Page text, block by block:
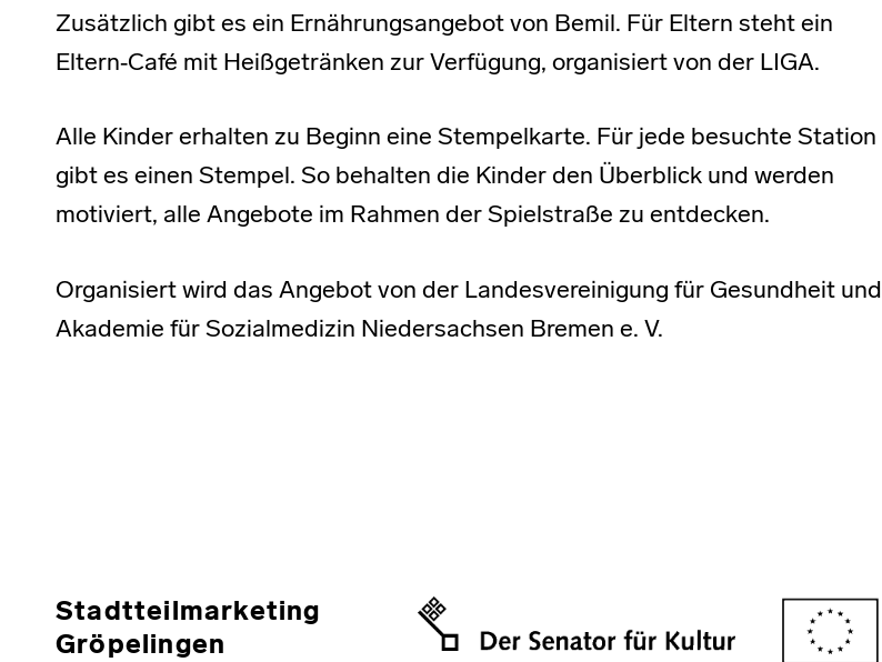
Zusätzlich gibt es ein Ernährungsangebot von Bemil. Für Eltern steht ein
Eltern‑Café mit Heißgetränken zur Verfügung, organisiert von der LIGA.
Alle Kinder erhalten zu Beginn eine Stempelkarte. Für jede besuchte Station
gibt es einen Stempel. So behalten die Kinder den Überblick und werden
motiviert, alle Angebote im Rahmen der Spielstraße zu entdecken.
Organisiert wird das Angebot von der Landesvereinigung für Gesundheit und
Akademie für Sozialmedizin Niedersachsen Bremen e. V.
Stadtteilmarketing
Gröpelingen